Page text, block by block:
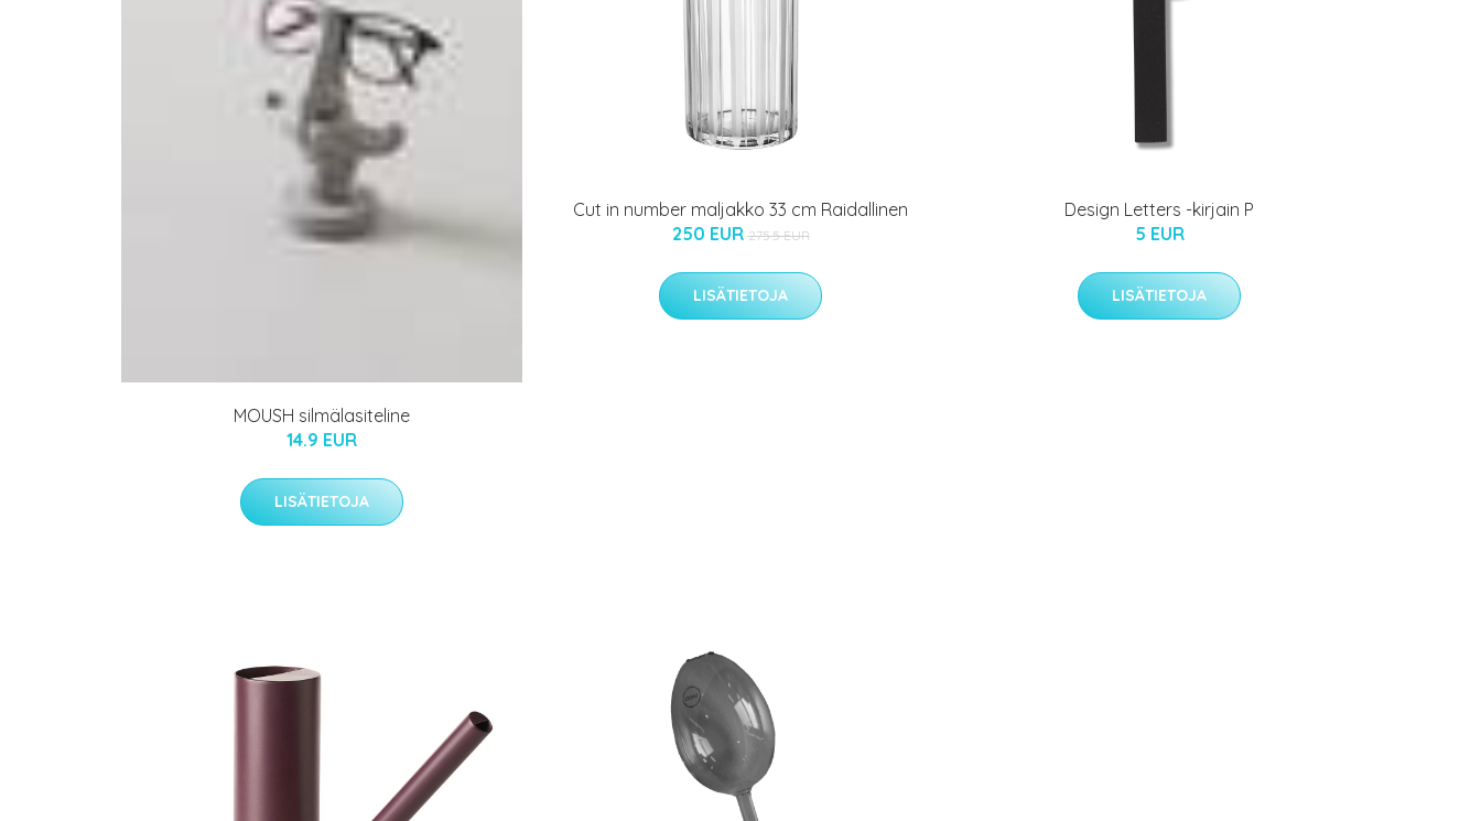
MOUSH silmälasiteline
14.9 EUR
LISÄTIETOJA
Cut in number maljakko 33 cm Raidallinen
250 EUR 275.5 EUR
LISÄTIETOJA
Design Letters -kirjain P
5 EUR
LISÄTIETOJA